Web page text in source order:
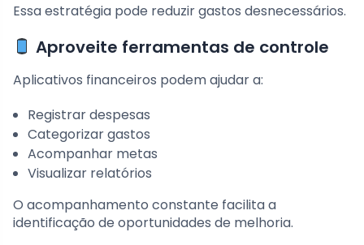
Essa estratégia pode reduzir gastos desnecessários.
Aproveite ferramentas de controle
Aplicativos financeiros podem ajudar a:
Registrar despesas
Categorizar gastos
Acompanhar metas
Visualizar relatórios
O acompanhamento constante facilita a
identificação de oportunidades de melhoria.